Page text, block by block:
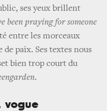
ses yeux brillent
been praying for someone
entre les morceaux
paix. Ses textes nous
bien trop court du
.
vogue